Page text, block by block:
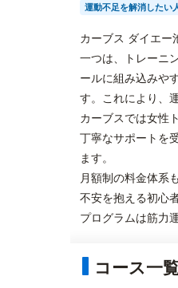
運動不足を解消したい
カーブス ダイエー
一つは、トレーニ
ールに組み込みや
す。これにより、
カーブスでは女性
丁寧なサポートを
ます。
月額制の料金体系
不安を抱える初心
プログラムは筋力
コース一